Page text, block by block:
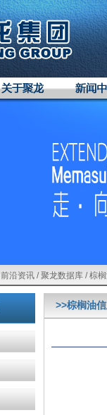
沿资讯 / 聚龙数据库 / 棕
>>棕榈油